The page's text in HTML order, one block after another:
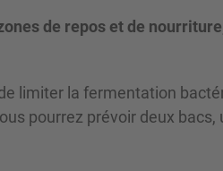
de repos et de
limiter la fermentation
pourrez prévoir deux bacs,